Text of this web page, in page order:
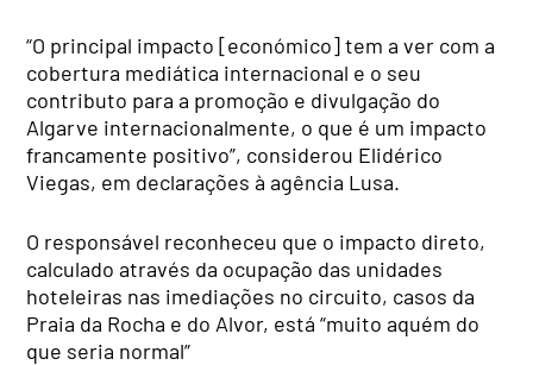
“O principal impacto [económico] tem a ver com a
cobertura mediática internacional e o seu
contributo para a promoção e divulgação do
Algarve internacionalmente, o que é um impacto
francamente positivo”, considerou Elidérico
Viegas, em declarações à agência Lusa.
O responsável reconheceu que o impacto direto,
calculado através da ocupação das unidades
hoteleiras nas imediações no circuito, casos da
Praia da Rocha e do Alvor, está “muito aquém do
que seria normal”